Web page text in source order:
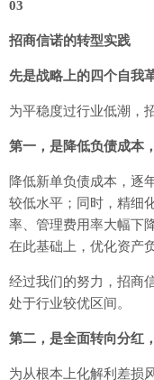
03
招商信诺的转型实践
先是战略上的四个自我
为平稳度过行业低潮，
第一，是降低负债成本
降低新单负债成本，逐
较低水平；同时，精细
率、管理费用率大幅下
在此基础上，优化资产
经过我们的努力，招商
处于行业较优区间。
第二，是全面转向分红
为从根本上化解利差损